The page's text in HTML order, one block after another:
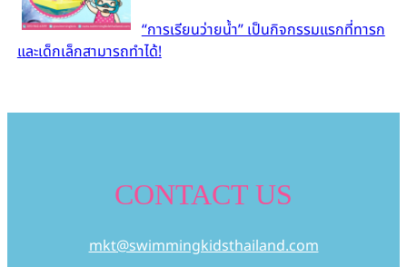
“การเรียนว่ายน้ำ” เป็นกิจกรรมแรกที่ทารก
และเด็กเล็กสามารถทำได้!
CONTACT US
mkt@swimmingkidsthailand.com